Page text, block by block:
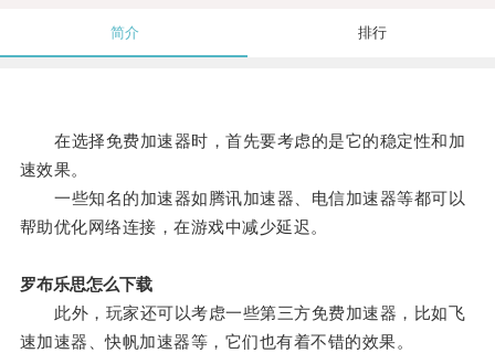
简介 排行
在选择免费加速器时，首先要考虑的是它的稳定性和加
速效果。
一些知名的加速器如腾讯加速器、电信加速器等都可以
帮助优化网络连接，在游戏中减少延迟。
罗布乐思怎么下载
此外，玩家还可以考虑一些第三方免费加速器，比如飞
速加速器、快帆加速器等，它们也有着不错的效果。